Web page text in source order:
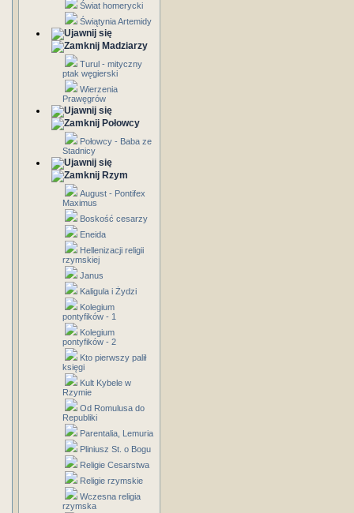
Świat homerycki
Świątynia Artemidy
Madziarzy
Turul - mityczny
ptak węgierski
Wierzenia
Prawęgrów
Połowcy
Połowcy - Baba ze
Stadnicy
Rzym
August - Pontifex
Maximus
Boskość cesarzy
Eneida
Hellenizacji religii
rzymskiej
Janus
Kaligula i Żydzi
Kolegium
pontyfików - 1
Kolegium
pontyfików - 2
Kto pierwszy palił
księgi
Kult Kybele w
Rzymie
Od Romulusa do
Republiki
Parentalia, Lemuria
Pliniusz St. o Bogu
Religie Cesarstwa
Religie rzymskie
Wczesna religia
rzymska